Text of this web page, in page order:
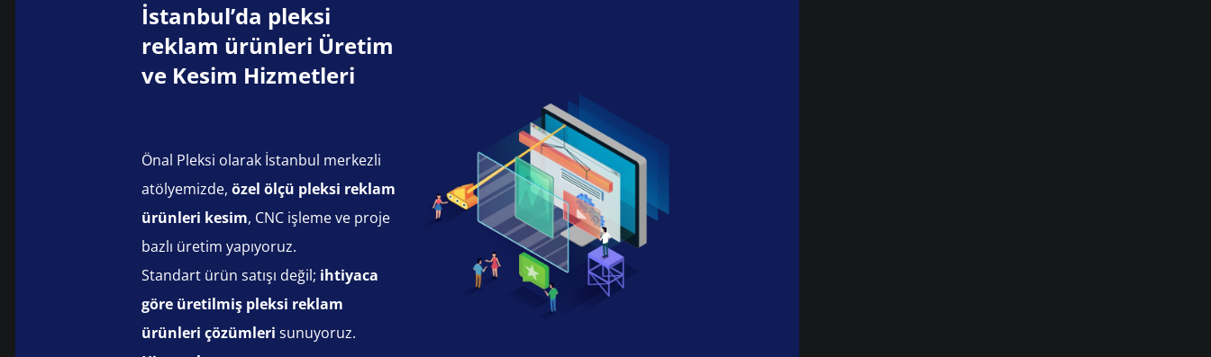
İstanbul’da pleksi
reklam ürünleri Üretim
ve Kesim Hizmetleri
Önal Pleksi olarak İstanbul merkezli
atölyemizde, özel ölçü pleksi reklam
ürünleri kesim, CNC işleme ve proje
bazlı üretim yapıyoruz.
Standart ürün satışı değil; ihtiyaca
göre üretilmiş pleksi reklam
ürünleri çözümleri sunuyoruz.